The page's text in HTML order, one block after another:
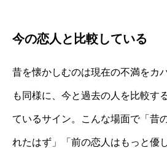
今の恋人と比較している
昔を懐かしむのは現在の不満をカ
も同様に、今と過去の人を比較す
ているサイン。こんな場面で「昔
れたはず」「前の恋人はもっと優